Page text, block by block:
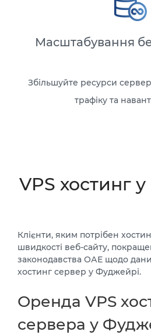
Масштабування
Збільшуйте ресурси
трафіку та
VPS хостинг
Клієнти, яким потрібен
швидкості веб-сайту,
законодавства ОАЕ щодо
хостинг сервер у Фуджейрі.
Оренда VPS
сервера у